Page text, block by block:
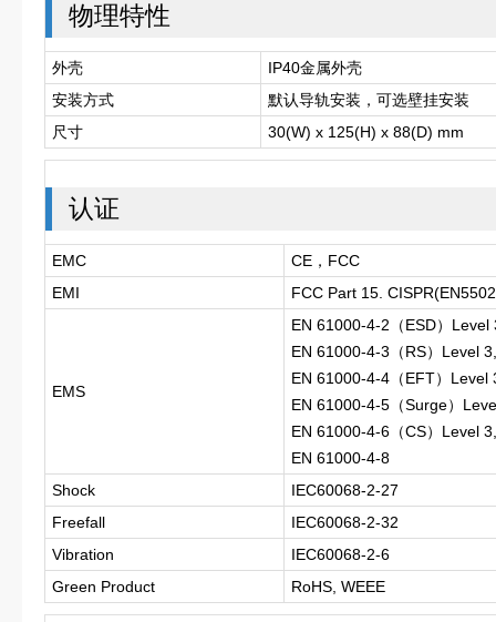
物理特性
外壳
IP40金属外壳
安装方式
默认导轨安装，可选壁挂安装
尺寸
30(W) x 125(H) x 88(D) mm
认证
EMC
CE，FCC
EMI
FCC Part 15.
EMS
EN 61000-4-2（ESD）Level
EN 61000-4-3（RS）Level 3,
EN 61000-4-4（EFT）Level
EN 61000-4-5（Surge）
EN 61000-4-6（CS）Level 3,
EN 61000-4-8
Shock
IEC60068-2-27
Freefall
IEC60068-2-32
Vibration
IEC60068-2-6
Green Product
RoHS, WEEE